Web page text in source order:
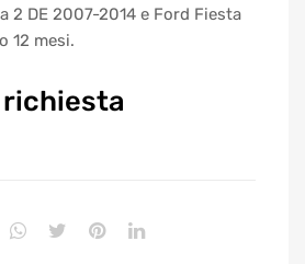
2 DE 2007-2014 e Ford Fiesta
12 mesi.
richiesta